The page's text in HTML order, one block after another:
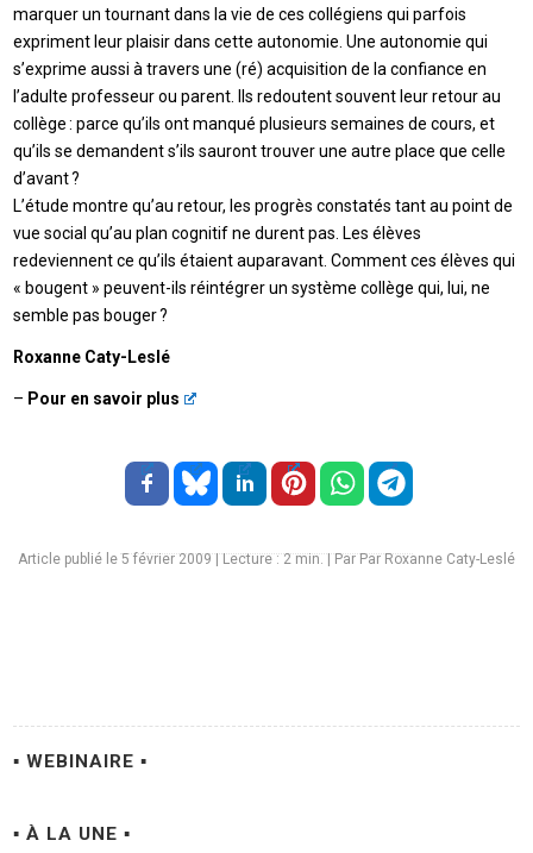
marquer un tournant dans la vie de ces collégiens qui parfois
expriment leur plaisir dans cette autonomie. Une autonomie qui
s’exprime aussi à travers une (ré) acquisition de la confiance en
l’adulte professeur ou parent. Ils redoutent souvent leur retour au
collège : parce qu’ils ont manqué plusieurs semaines de cours, et
qu’ils se demandent s’ils sauront trouver une autre place que celle
d’avant ?
L’étude montre qu’au retour, les progrès constatés tant au point de
vue social qu’au plan cognitif ne durent pas. Les élèves
redeviennent ce qu’ils étaient auparavant. Comment ces élèves qui
« bougent » peuvent-ils réintégrer un système collège qui, lui, ne
semble pas bouger ?
Roxanne Caty-Leslé
– Pour en savoir plus
Article publié le 5 février 2009|Lecture : 2 min. | Par Par Roxanne Caty-Leslé
▪ WEBINAIRE ▪
▪ À LA UNE ▪